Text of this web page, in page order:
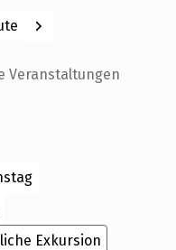
Weiter
Veranstaltungen
Exkursion